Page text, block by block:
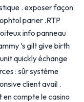
. exposer façon
parier .RTP
info panneau
‘s gilt give birth
quickly échange
: sûr système
client avail .
en compte le casino